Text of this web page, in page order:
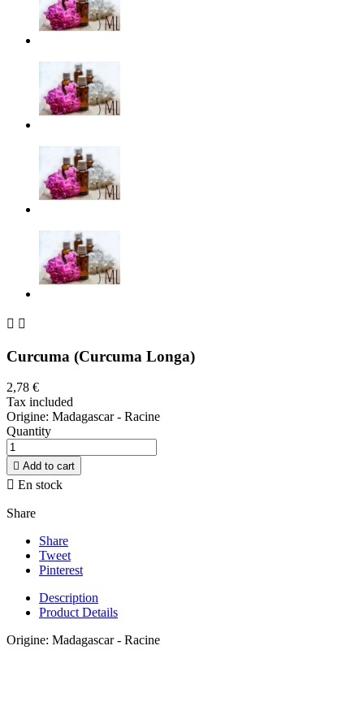
 
Curcuma (Curcuma Longa)
2,78 €
Tax included
Origine: Madagascar - Racine
Quantity
 Add to cart
 En stock
Share
Share
Tweet
Pinterest
Description
Product Details
Origine: Madagascar - Racine